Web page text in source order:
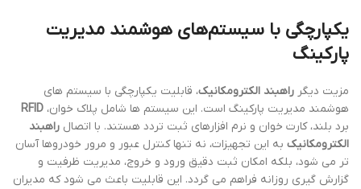
یکپارچگی با سیستم‌های هوشمند مدیریت
پارکینگ
مزیت دیگر راهبند الکترومکانیک، قابلیت یکپارچگی با سیستم های
هوشمند مدیریت پارکینگ است. این سیستم ها شامل پلاک خوان، RFID
برد بلند، کارت خوان و نرم افزارهای ثبت تردد هستند. با اتصال راهبند
الکترومکانیک به این تجهیزات، نه تنها کنترل عبور و مرور خودروها آسان
تر می شود، بلکه امکان ثبت دقیق ورود و خروج، مدیریت ظرفیت و
گزارش گیری روزانه فراهم می گردد. این قابلیت باعث می شود که مدیران